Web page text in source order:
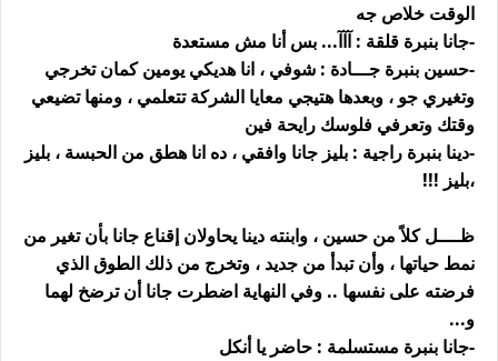
الوقت خلاص جه
-جانا بنبرة قلقة : آآآ... بس أنا مش مستعدة
-حسين بنبرة جـــادة : شوفي ، انا هديكي يومين كمان تخرجي
وتغيري جو ، وبعدها هتيجي معايا الشركة تتعلمي ، ومنها تضيعي
وقتك وتعرفي فلوسك رايحة فين
-دينا بنبرة راجية : بليز جانا وافقي ، ده انا هطق من الحبسة ، بليز
،بليز !!!
ظــــل كلاً من حسين ، وابنته دينا يحاولان إقناع جانا بأن تغير من
نمط حياتها ، وأن تبدأ من جديد ، وتخرج من ذلك الطوق الذي
فرضته على نفسها .. وفي النهاية اضطرت جانا أن ترضخ لهما
و...
-جانا بنبرة مستسلمة : حاضر يا أنكل